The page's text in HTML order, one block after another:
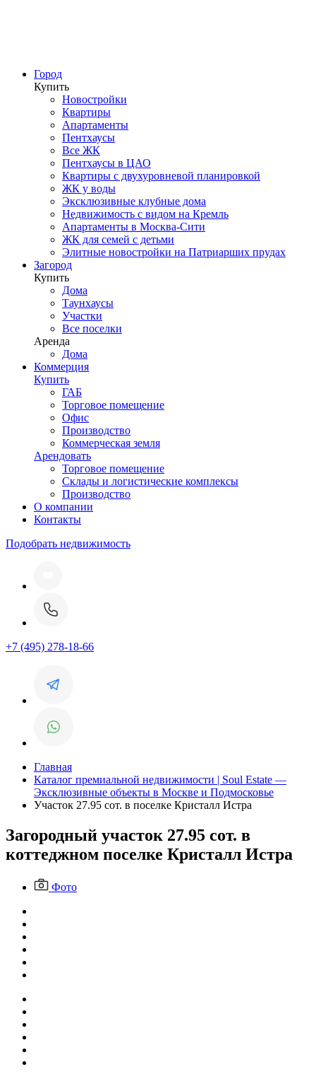
Город
Купить
Новостройки
Квартиры
Апартаменты
Пентхаусы
Все ЖК
Пентхаусы в ЦАО
Квартиры с двухуровневой планировкой
ЖК у воды
Эксклюзивные клубные дома
Недвижимость с видом на Кремль
Апартаменты в Москва-Сити
ЖК для семей с детьми
Элитные новостройки на Патриарших прудах
Загород
Купить
Дома
Таунхаусы
Участки
Все поселки
Аренда
Дома
Коммерция
Купить
ГАБ
Торговое помещение
Офис
Производство
Коммерческая земля
Арендовать
Торговое помещение
Склады и логистические комплексы
Производство
О компании
Контакты
Подобрать недвижимость
+7 (495) 278-18-66
Главная
Каталог премиальной недвижимости | Soul Estate —
Эксклюзивные объекты в Москве и Подмосковье
Участок 27.95 сот. в поселке Кристалл Истра
Загородный участок 27.95 сот. в
коттеджном поселке Кристалл Истра
Фото